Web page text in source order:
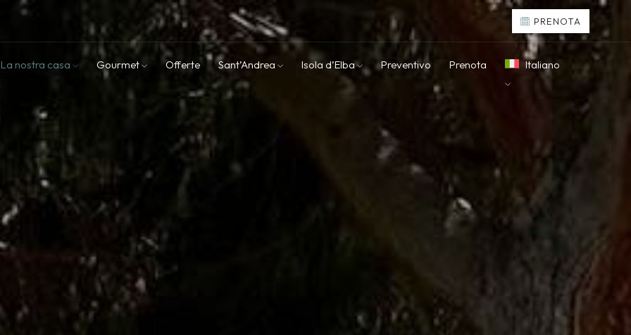
PRENOTA
La nostra casa Gourmet Offerte Sant’Andrea Isola d’Elba Preventivo Prenota Italiano